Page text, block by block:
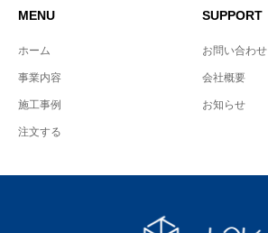
MENU
ホーム
事業内容
施工事例
注文する
SUPPORT
お問い合わせ
会社概要
お知らせ